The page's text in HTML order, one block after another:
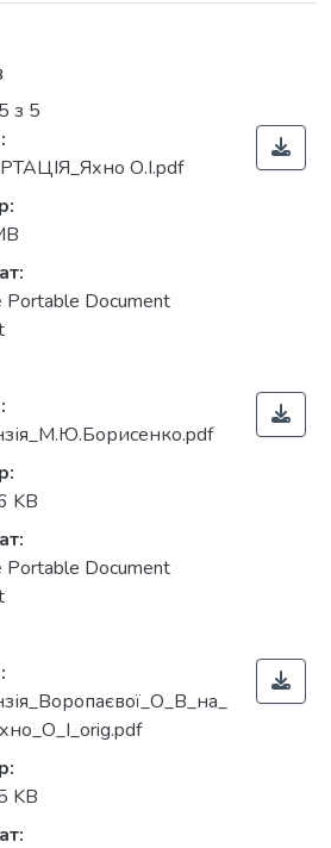
з 5
О.І.pdf
Portable Document
KB
Portable Document
KB